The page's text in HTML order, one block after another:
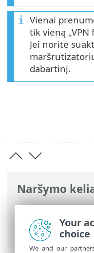
Naršymo
ESET interneto
Maršrutizatoriui
Atsisiųsti
Vienai
tik vieną
Jei norite
dabartinį.
Your
choice
We and our